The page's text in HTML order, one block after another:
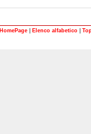
HomePage Elenco alfabetico